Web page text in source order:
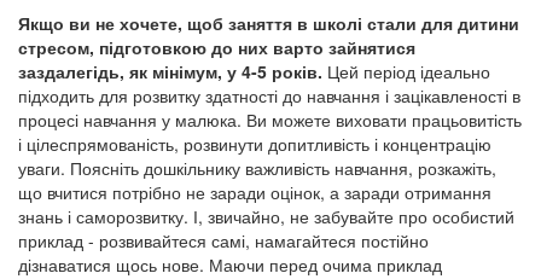
Якщо ви не хочете, щоб заняття в школі стали для дитини
стресом, підготовкою до них варто зайнятися
заздалегідь, як мінімум, у 4-5 років. Цей період ідеально
підходить для розвитку здатності до навчання і зацікавленості в
процесі навчання у малюка. Ви можете виховати працьовитість
і цілеспрямованість, розвинути допитливість і концентрацію
уваги. Поясніть дошкільнику важливість навчання, розкажіть,
що вчитися потрібно не заради оцінок, а заради отримання
знань і саморозвитку. І, звичайно, не забувайте про особистий
приклад - розвивайтеся самі, намагайтеся постійно
дізнаватися щось нове. Маючи перед очима приклад